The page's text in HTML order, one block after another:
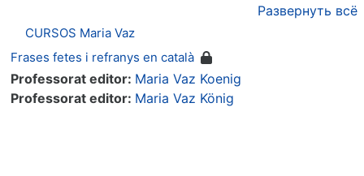
Развернуть всё
CURSOS Maria Vaz
Frases fetes i refranys en català
Professorat editor: Maria Vaz Koenig
Professorat editor: Maria Vaz König